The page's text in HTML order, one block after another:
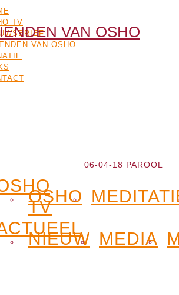
TV
VAN OSHO
OSHO
TV
NIEUW MEDIA
06-04-18 PAROOL